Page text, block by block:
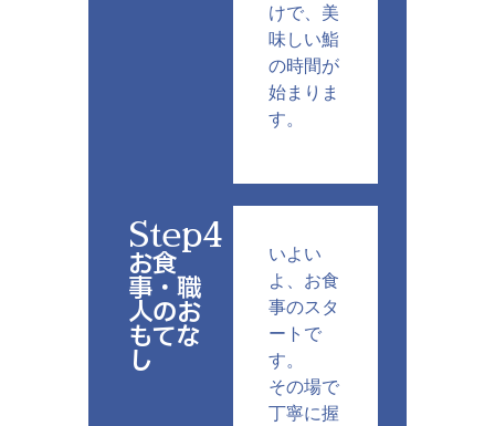
けで、美
味しい鮨
の時間が
始まりま
す。
Step4
お食
事・職
人のお
もてな
し
いよい
よ、お食
事のスタ
ートで
す。
その場で
丁寧に握